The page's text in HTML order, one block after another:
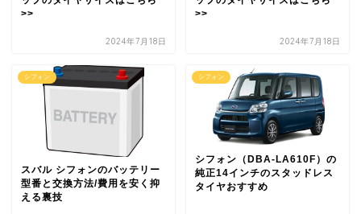
>>
2024年7月18日
>>
2024年7月18日
シフォン
スバル シフォンのバッテリー
型番と交換方法/費用を安く抑
える裏技
シフォン
シフォン（DBA-LA610F）の
純正14インチのスタッドレス
タイヤおすすめ